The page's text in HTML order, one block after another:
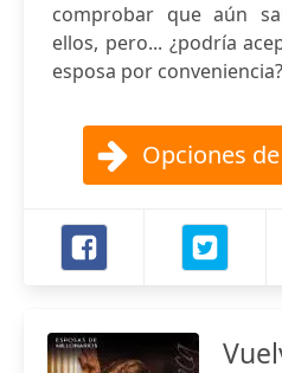
comprobar que aún
ellos, pero... ¿podría
esposa por conveniencia?
Opciones